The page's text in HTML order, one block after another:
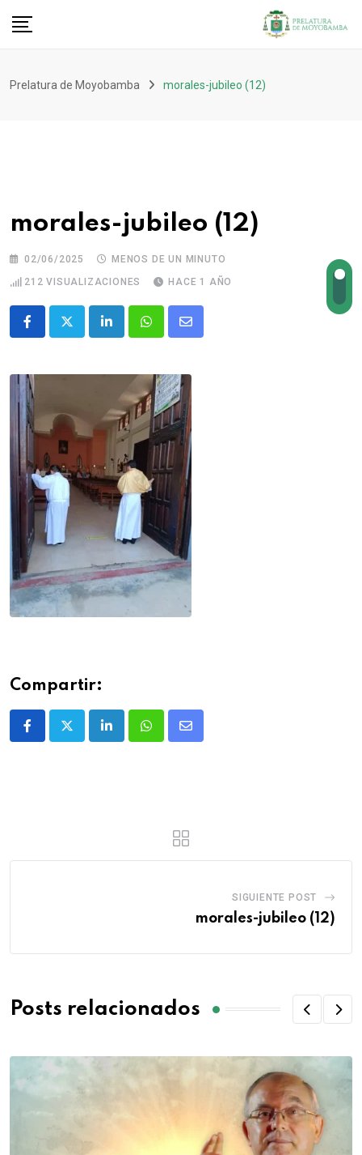
Prelatura de Moyobamba morales-jubileo (12)
morales-jubileo (12)
02/06/2025
MENOS DE UN MINUTO
212 VISUALIZACIONES HACE 1 AÑO
Compartir:
SIGUIENTE POST
morales-jubileo (12)
Posts relacionados